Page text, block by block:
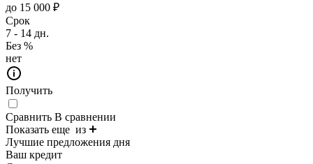
до 15 000 ₽
Срок
7 - 14 дн.
Без %
нет
Получить
Сравнить В сравнении
Показать еще из
Лучшие предложения дня
Ваш кредит